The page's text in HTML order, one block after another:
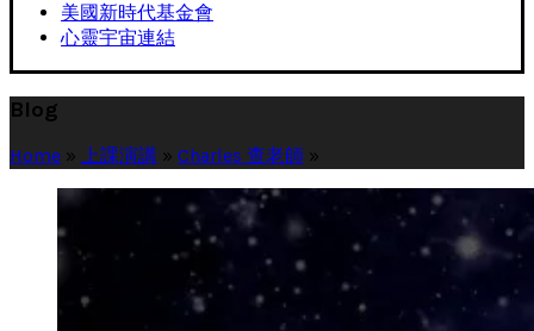
美國新時代基金會
心靈宇宙連結
Blog
Home » 上課演講 » Charles 查老師 »